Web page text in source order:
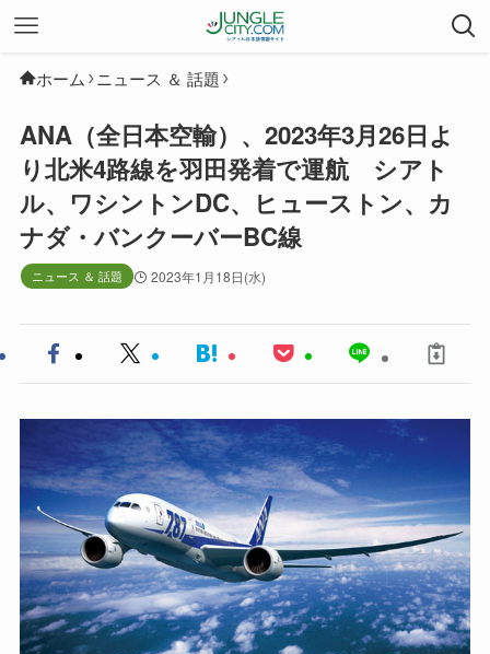
ホーム ニュース ＆ 話題
ANA（全日本空輸）、2023年3月26日よ
り北米4路線を羽田発着で運航 シアト
ル、ワシントンDC、ヒューストン、カ
ナダ・バンクーバーBC線
ニュース ＆ 話題 2023年1月18日(水)